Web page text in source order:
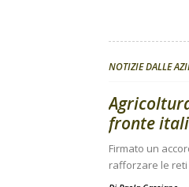
NOTIZIE DALLE
fronte
Firmato un
rafforzare le